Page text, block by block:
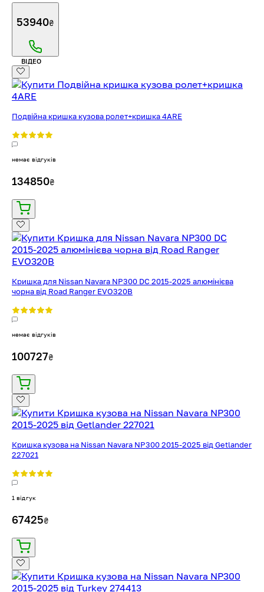
53940₴
ВІДЕО
Подвійна кришка кузова ролет+кришка 4ARE
немає відгуків
134850₴
Кришка для Nissan Navara NP300 DC 2015-2025 алюмінієва
чорна від Road Ranger EVO320B
немає відгуків
100727₴
Кришка кузова на Nissan Navara NP300 2015-2025 від Getlander
227021
1 відгук
67425₴